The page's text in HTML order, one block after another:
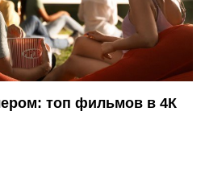
топ фильмов в 4К